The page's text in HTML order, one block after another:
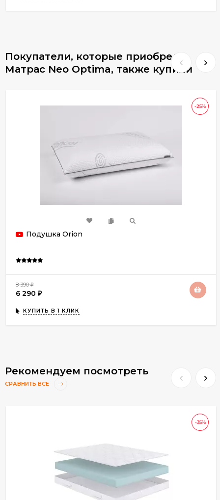
Покупатели, которые приобрели
Матрас Neo Optima, также купили
-25%
Подушка Orion
8 390₽
6 290 ₽
КУПИТЬ В 1 КЛИК
Рекомендуем посмотреть
СРАВНИТЬ ВСЕ
-35%